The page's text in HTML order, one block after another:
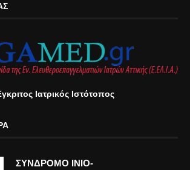
Ιατρικός Ιστότοπος
ΣΥΝΔΡΟΜΟ ΙΝΙΟ-